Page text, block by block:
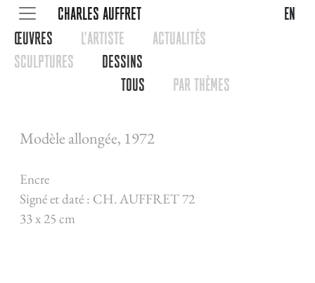
CHARLES AUFFRET
en
œUVRES
L'ARTISTE
ACTUALITéS
SCULPTURES
DESSINS
TOUS
PAR THèMES
Modèle allongée, 1972
Encre
Signé et daté : CH. AUFFRET 72
33 x 25 cm